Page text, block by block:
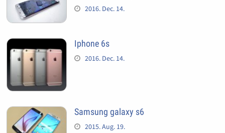
2016. Dec. 14.
Iphone 6s
2016. Dec. 14.
Samsung galaxy s6
2015. Aug. 19.